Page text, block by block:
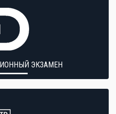
ЭКЗАМЕН